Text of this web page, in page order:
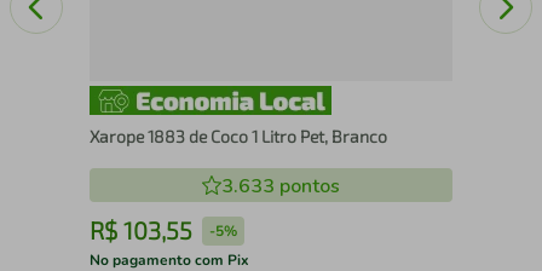
Xarope 1883 de Coco 1 Litro Pet, Branco
3.633 pontos
R$ 103,55 -5%
No pagamento com Pix